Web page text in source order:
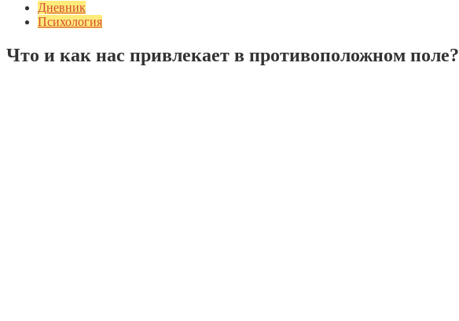
Дневник
Психология
Что и как нас привлекает в противоположном поле?